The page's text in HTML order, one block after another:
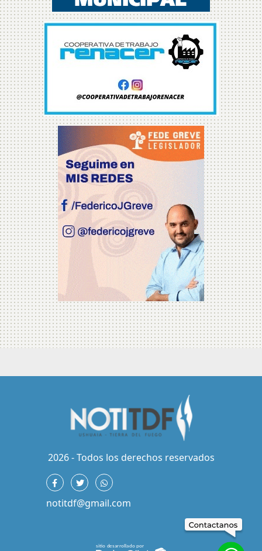
2026 - Todos los derechos reservados
notitdf@gmail.com